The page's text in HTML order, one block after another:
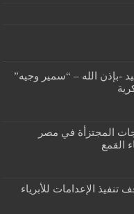
-بإذن الله – “سمير وجيه”
المجتزأة في مصر
القمع
الإعدامات للأبرياء